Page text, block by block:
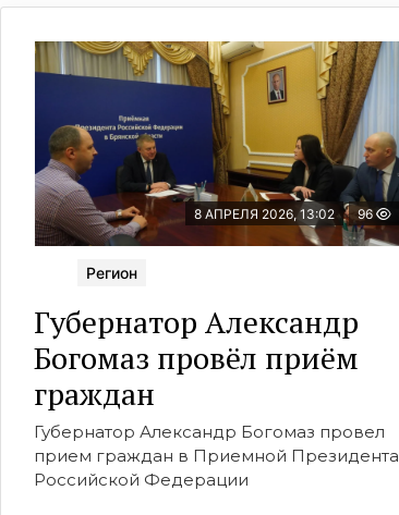
8 АПРЕЛЯ 2026, 13:02 96
Регион
Губернатор Александр
Богомаз провёл приём
граждан
Губернатор Александр Богомаз провел
прием граждан в Приемной Президента
Российской Федерации